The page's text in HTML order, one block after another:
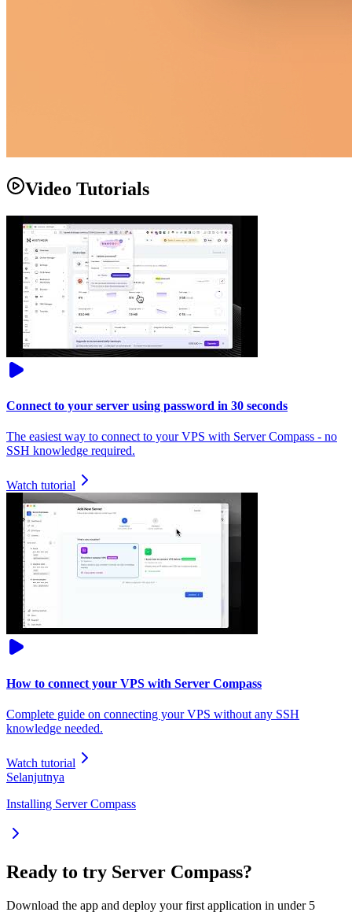
Video Tutorials
Connect to your server using password in 30 seconds
The easiest way to connect to your VPS with Server Compass - no
SSH knowledge required.
Watch tutorial
How to connect your VPS with Server Compass
Complete guide on connecting your VPS without any SSH
knowledge needed.
Watch tutorial
Selanjutnya
Installing Server Compass
Ready to try Server Compass?
Download the app and deploy your first application in under 5